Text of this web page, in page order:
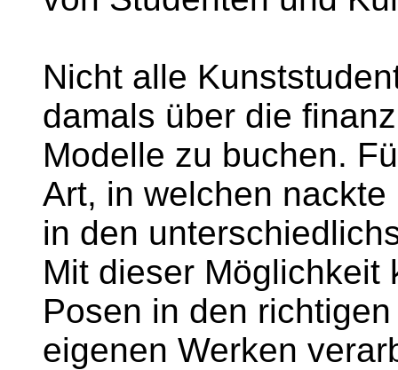
Nicht alle
damals über die
Modelle zu buchen.
Art, in welchen
in den
Mit dieser Möglichkeit
Posen in den
eigenen Werken